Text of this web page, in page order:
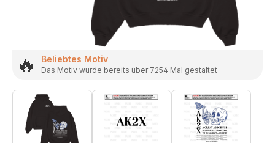
🔥 Beliebtes Motiv
Das Motiv wurde bereits über 7254 Mal gestaltet